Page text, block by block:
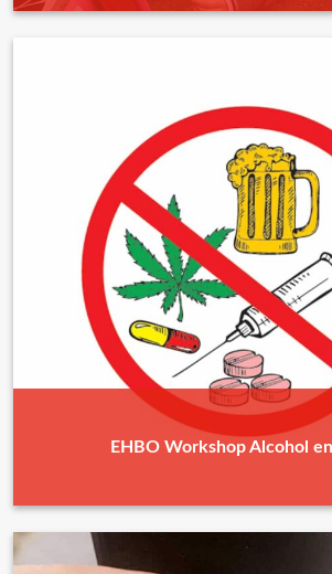
EHBO Workshop Alcohol